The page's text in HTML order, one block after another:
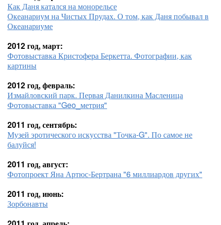
Как Даня катался на монорельсе
Океанариум на Чистых Прудах. О том, как Даня побывал в
Океанариуме
2012 год, март:
Фотовыставка Кристофера Беркетта. Фотографии, как
картины
2012 год, февраль:
Измайловский парк. Первая Данилкина Масленица
Фотовыставка "Geo_метрия"
2011 год, сентябрь:
Музей эротического искусства "Точка-G". По самое не
балуйся!
2011 год, август:
Фотопроект Яна Артюс-Бертрана "6 миллиардов других"
2011 год, июнь:
Зорбонавты